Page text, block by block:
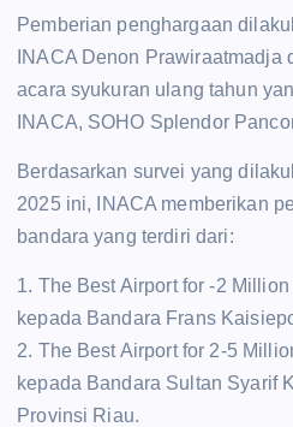
Pemberian penghargaan
INACA Denon Prawiraatmadja
acara syukuran ulang tahun
INACA, SOHO Splendor
Berdasarkan survei yang
2025 ini, INACA memberikan
bandara yang terdiri dari:
1. The Best Airport for -2
kepada Bandara Frans
2. The Best Airport for 2-5
kepada Bandara Sultan Syarif
Provinsi Riau.